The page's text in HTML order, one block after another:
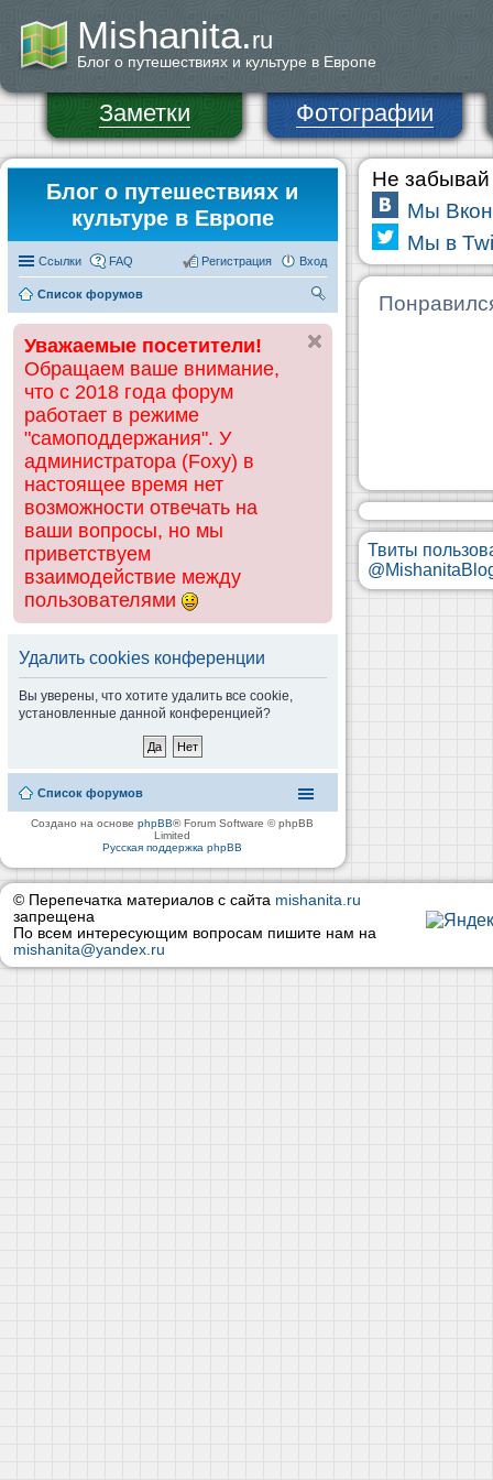
Mishanita.ru
Блог о путешествиях и культуре в Европе
Заметки Фотографии
Блог о путешествиях и
культуре в Европе
Ссылки FAQ Вход
Регистрация
Список форумов
ск
Уважаемые посетители!
Обращаем ваше внимание,
что с 2018 года форум
работает в режиме
"самоподдержания". У
администратора (Foxy) в
настоящее время нет
возможности отвечать на
ваши вопросы, но мы
приветствуем
взаимодействие между
пользователями
Удалить cookies конференции
Вы уверены, что хотите удалить все cookie,
установленные данной конференцией?
Список форумов
Создано на основеphpBB® Forum Software © phpBB
Limited
Русская поддержка phpBB
Не забывай
Мы
Мы в
Твиты
© Перепечатка материалов с сайта mishanita.ru
запрещена
По всем интересующим вопросам пишите нам на
mishanita@yandex.ru